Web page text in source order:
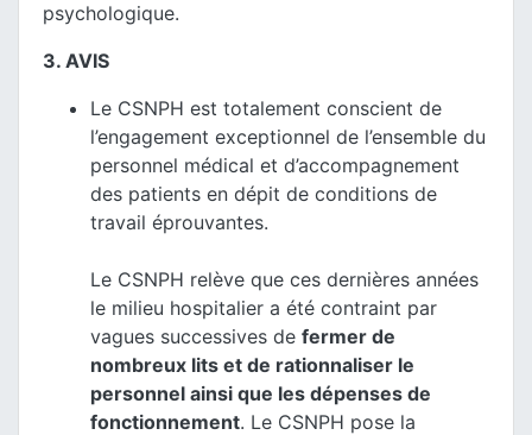
psychologique.
3. AVIS
Le CSNPH est totalement conscient de
l’engagement exceptionnel de l’ensemble du
personnel médical et d’accompagnement
des patients en dépit de conditions de
travail éprouvantes.
Le CSNPH relève que ces dernières années
le milieu hospitalier a été contraint par
vagues successives de fermer de
nombreux lits et de rationnaliser le
personnel ainsi que les dépenses de
fonctionnement. Le CSNPH pose la